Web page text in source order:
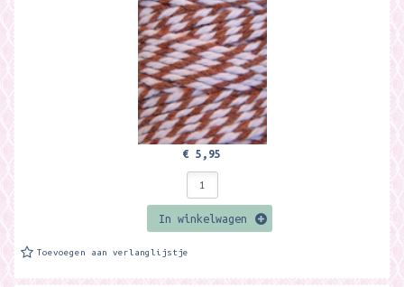
€ 5,95
In winkelwagen
Toevoegen aan verlanglijstje